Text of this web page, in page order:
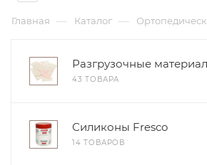
Главная — Каталог —
Разгрузочные
43 ТОВАРА
Силиконы Fresco
14 ТОВАРОВ